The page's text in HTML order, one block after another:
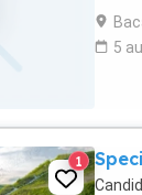
5
1